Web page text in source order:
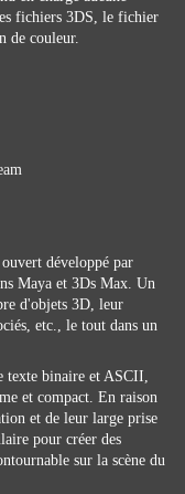
fichiers 3DS, le fichier
de couleur.
développé par
Maya et 3Ds Max. Un
d'objets 3D, leur
etc., le tout dans un
texte binaire et ASCII,
et compact. En raison
et de leur large prise
pour créer des
sur la scène du